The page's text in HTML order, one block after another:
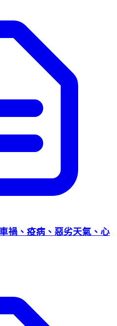
禍、疫病、惡劣天氣、心